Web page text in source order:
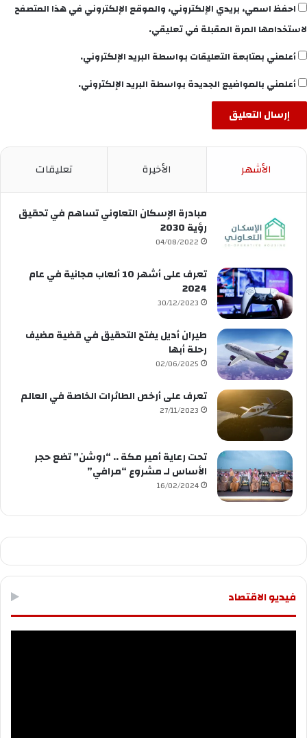
احفظ اسمي، بريدي الإلكتروني، والموقع الإلكتروني في هذا المتصفح
لاستخدامها المرة المقبلة في تعليقي.
أعلمني بمتابعة التعليقات بواسطة البريد الإلكتروني.
أعلمني بالمواضيع الجديدة بواسطة البريد الإلكتروني.
الأشهر الأخيرة تعليقات
مبادرة الإسكان التعاوني تساهم في تحقيق
رؤية 2030
04/08/2022
تعرف على أشهر 10 ألعاب مجانية في عام
2024
30/12/2023
طيران أديل يفتح التحقيق في قضية مضيف
رحلة أبها
02/06/2025
تعرف على أرخص الطائرات الخاصة في العالم
27/11/2023
تحت رعاية أمير مكة .. “روشن” تضع حجر
الأساس لـ مشروع “مرافي”
16/02/2024
فيديو الاقتصاد